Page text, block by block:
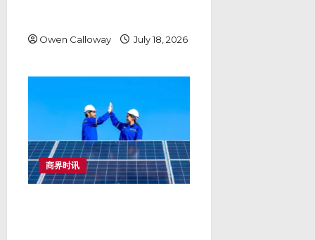
Owen Calloway July 18, 2026
商界时讯